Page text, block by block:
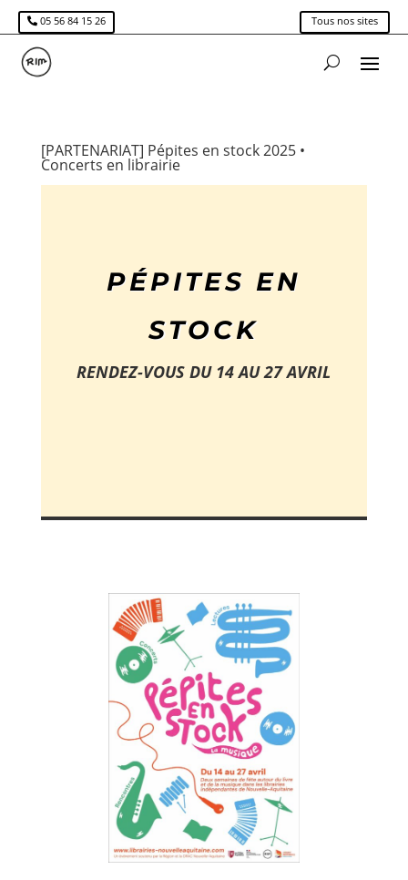
05 56 84 15 26 Tous nos sites
[PARTENARIAT] Pépites en stock 2025 •
Concerts en librairie
PÉPITES EN
STOCK
RENDEZ-VOUS DU 14 AU 27 AVRIL